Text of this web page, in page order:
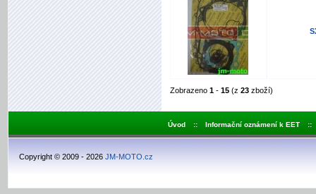
Zobrazeno 1- 15(z 23zboží)
Úvod :: Informační oznámení k EET ::
Copyright © 2009 - 2026 JM-MOTO.cz